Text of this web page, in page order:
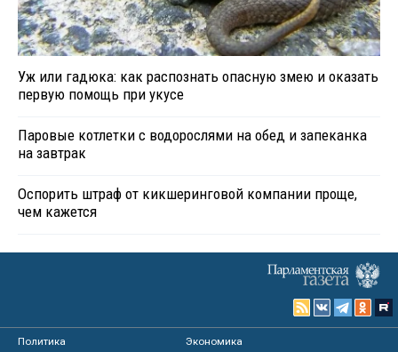
Уж или гадюка: как распознать опасную змею и оказать
первую помощь при укусе
Паровые котлетки с водорослями на обед и запеканка
на завтрак
Оспорить штраф от кикшеринговой компании проще,
чем кажется
Политика
Экономика